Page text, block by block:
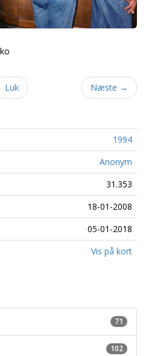
Luk Næste →
1994
Anonym
31.353
18-01-2008
05-01-2018
Vis på kort
71
102